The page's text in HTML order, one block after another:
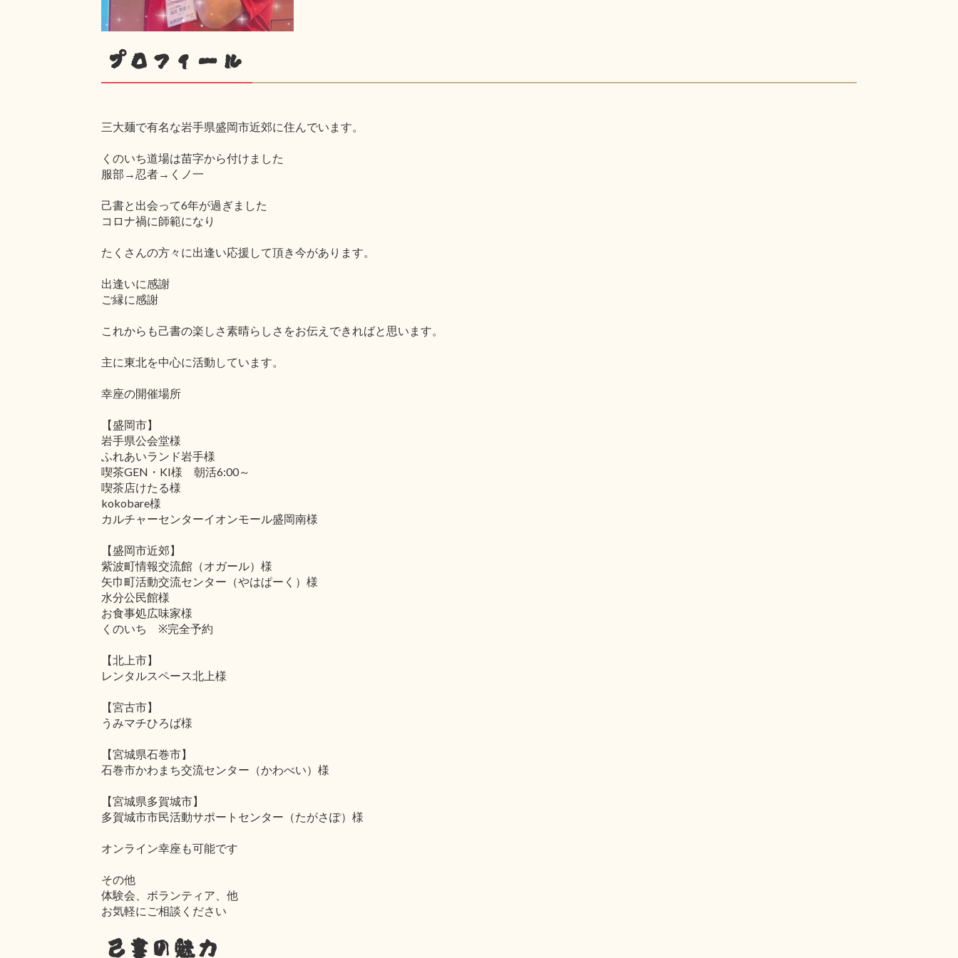
プロフィール
三大麺で有名な岩手県盛岡市近郊に住んでいます。
くのいち道場は苗字から付けました
服部→忍者→くノ一
己書と出会って6年が過ぎました
コロナ禍に師範になり
たくさんの方々に出逢い応援して頂き今があります。
出逢いに感謝
ご縁に感謝
これからも己書の楽しさ素晴らしさをお伝えできればと思います。
主に東北を中心に活動しています。
幸座の開催場所
【盛岡市】
岩手県公会堂様
ふれあいランド岩手様
喫茶GEN・KI様 朝活6:00～
喫茶店けたる様
kokobare様
カルチャーセンターイオンモール盛岡南様
【盛岡市近郊】
紫波町情報交流館（オガール）様
矢巾町活動交流センター（やはぱーく）様
水分公民館様
お食事処広味家様
くのいち ※完全予約
【北上市】
レンタルスペース北上様
【宮古市】
うみマチひろば様
【宮城県石巻市】
石巻市かわまち交流センター（かわべい）様
【宮城県多賀城市】
多賀城市市民活動サポートセンター（たがさぽ）様
オンライン幸座も可能です
その他
体験会、ボランティア、他
お気軽にご相談ください
己書の魅力